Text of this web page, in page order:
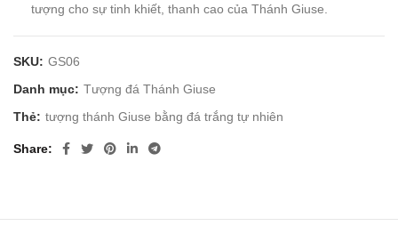
tượng cho sự tinh khiết, thanh cao của Thánh Giuse.
SKU: GS06
Danh mục: Tượng đá Thánh Giuse
Thẻ: tượng thánh Giuse bằng đá trắng tự nhiên
Share